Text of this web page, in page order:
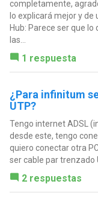
completamente,
lo explicará mejor y
Hub: Parece ser que
las...
1 respuesta
¿Para infinitum
UTP?
Tengo internet ADSL
desde este, tengo
quiero conectar otra
ser cable par trenzado
2 respuestas